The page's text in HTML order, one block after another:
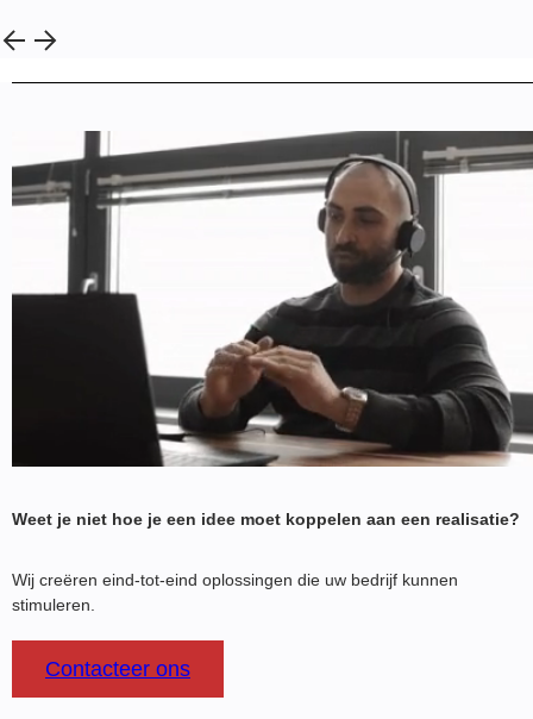
Weet je niet hoe je een idee moet koppelen aan een realisatie?
Wij creëren eind-tot-eind oplossingen die uw bedrijf kunnen
stimuleren.
Contacteer ons